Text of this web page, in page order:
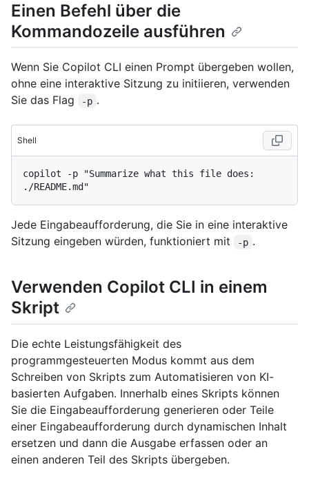
Einen Befehl über die
Kommandozeile ausführen
Wenn Sie Copilot CLI einen Prompt übergeben wollen,
ohne eine interaktive Sitzung zu initiieren, verwenden
Sie das Flag
-p .
Shell
copilot -p "Summarize what this file does:
Jede Eingabeaufforderung, die Sie in eine interaktive
Sitzung eingeben würden, funktioniert mit
-p .
Verwenden Copilot CLI in einem
Skript
Die echte Leistungsfähigkeit des
programmgesteuerten Modus kommt aus dem
Schreiben von Skripts zum Automatisieren von KI-
basierten Aufgaben. Innerhalb eines Skripts können
Sie die Eingabeaufforderung generieren oder Teile
einer Eingabeaufforderung durch dynamischen Inhalt
ersetzen und dann die Ausgabe erfassen oder an
einen anderen Teil des Skripts übergeben.